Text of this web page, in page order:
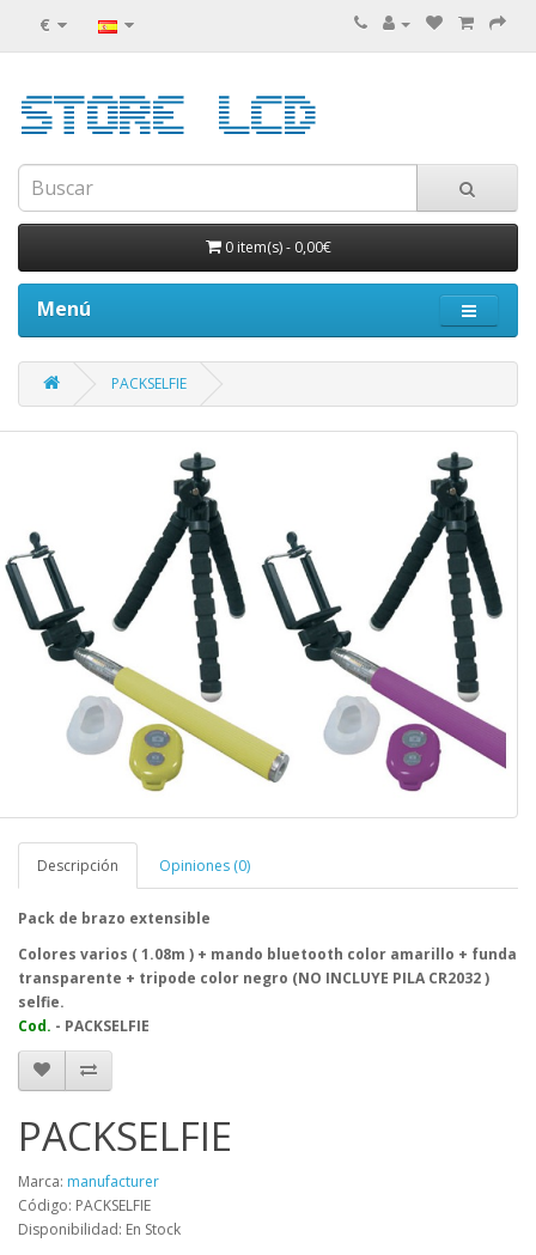
€
0 item(s)- 0,00€
Menú
PACKSELFIE
Descripción Opiniones (0)
Pack de brazo extensible
Colores varios ( 1.08m ) + mando bluetooth color amarillo + funda
transparente + tripode color negro (NO INCLUYE PILA CR2032 )
selfie.
Cod. - PACKSELFIE
PACKSELFIE
Marca: manufacturer
Código: PACKSELFIE
Disponibilidad: En Stock